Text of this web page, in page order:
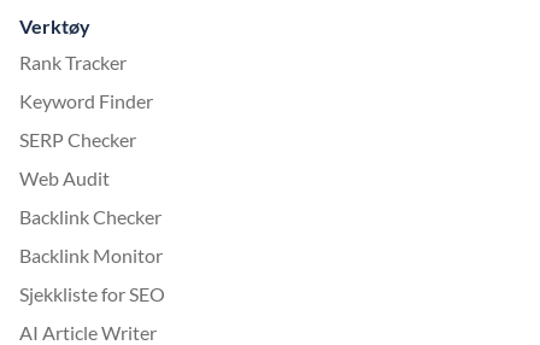
Verktøy
Rank Tracker
Keyword Finder
SERP Checker
Web Audit
Backlink Checker
Backlink Monitor
Sjekkliste for SEO
AI Article Writer